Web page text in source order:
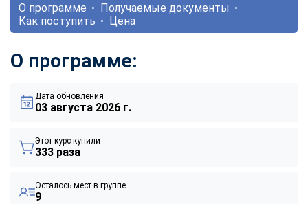
О программе
Получаемые документы
Как поступить
Цена
О программе:
Дата обновления
03 августа 2026 г.
Этот курс купили
333 раза
Осталось мест в группе
9